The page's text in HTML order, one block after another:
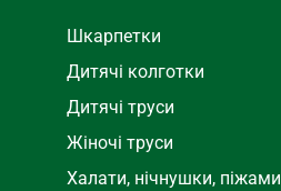
Шкарпетки
Дитячі колготки
Дитячі труси
Жіночі труси
Халати, нічнушки, піжами